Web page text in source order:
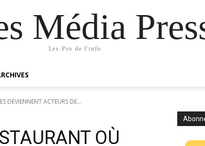
Média
Les Pro de l'info
DEVIENNENT ACTEURS DE...
OÙ